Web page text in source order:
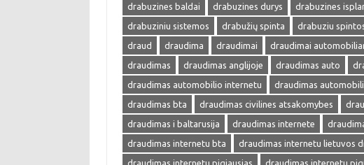
drabuzines baldai
drabuzines durys drabuzines
drabuziniu sistemos
drabužių spinta drabuziu
draud
draudima draudimai draudimai
draudimas
draudimas anglijoje draudimas auto
draudimas automobilio internetu
draudimas
draudimas bta
draudimas civilines atsakomybes
draudimas i baltarusija
draudimas internete
draudimas internetu bta
draudimas internetu lietuvos
draudimas internetu pigiausias
draudimas internetu